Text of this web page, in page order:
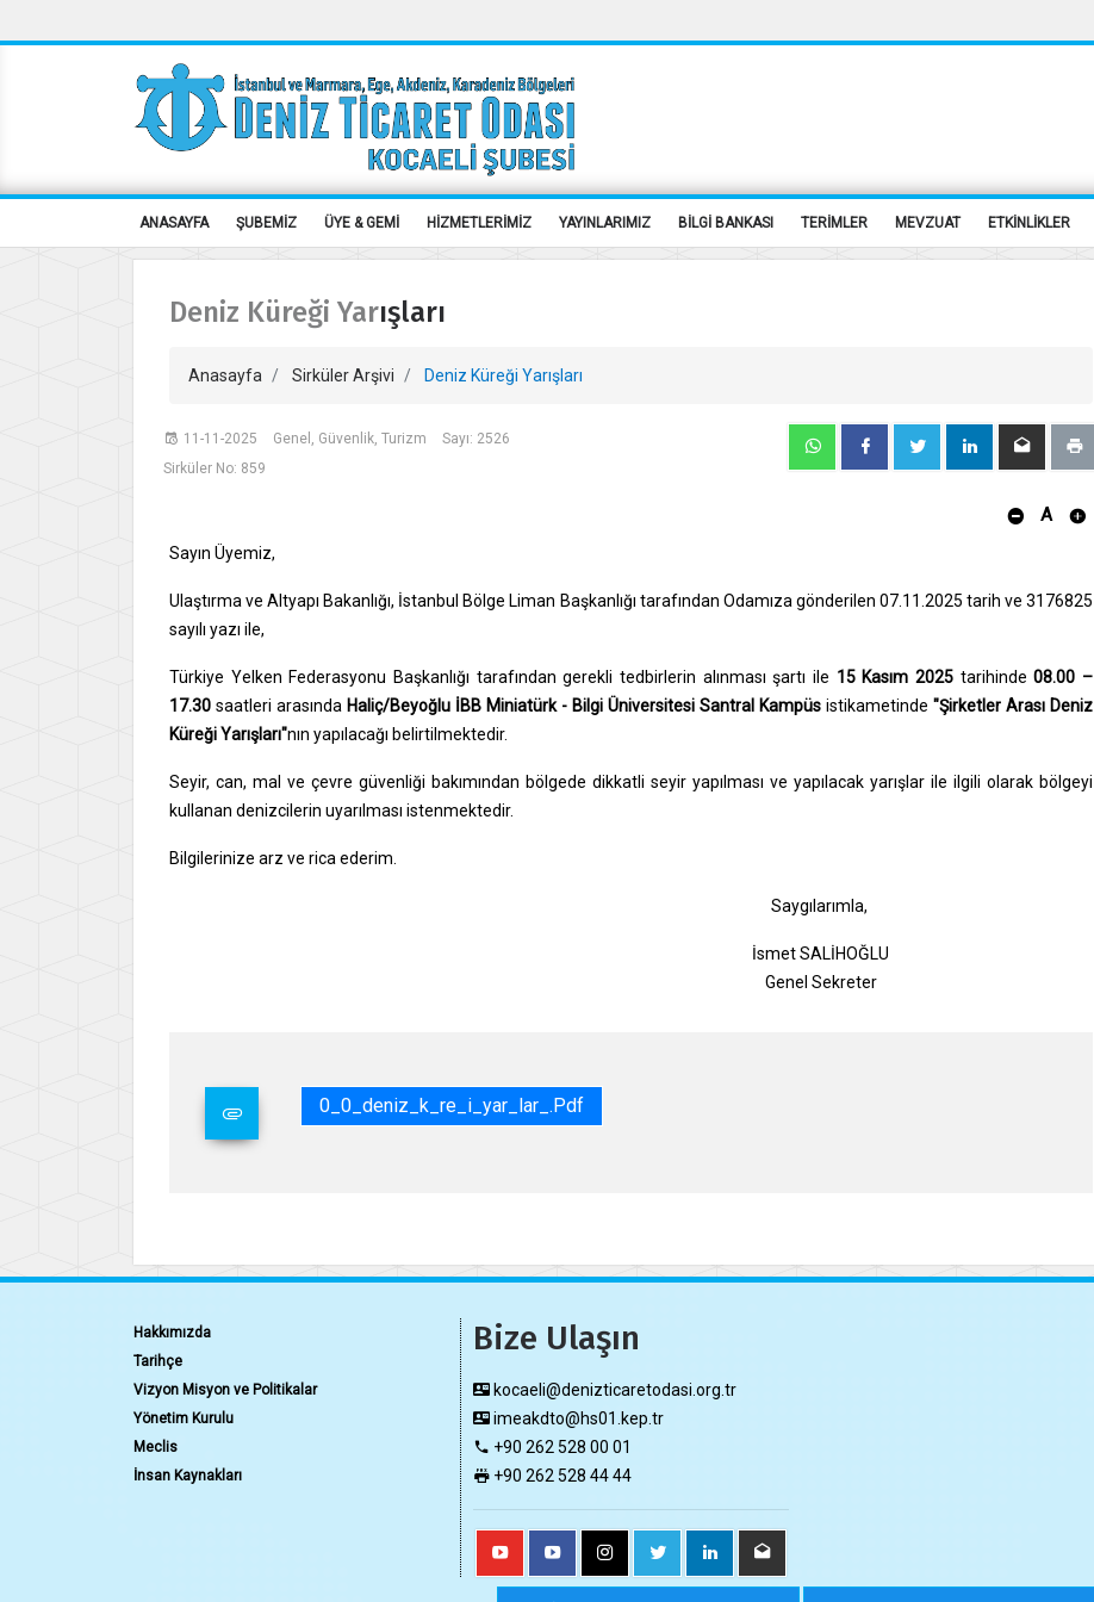
ANASAYFA ŞUBEMİZ ÜYE & GEMİ HİZMETLERİMİZ YAYINLARIMIZ BİLGİ BANKASI TERİMLER MEVZUAT ETKİNLİKLER
Deniz Küreği Yarışları
Anasayfa Sirküler Arşivi Deniz Küreği Yarışları
11-11-2025 Genel, Güvenlik, Turizm
Sayı: 2526
Sirküler No: 859
A
Sayın Üyemiz,
Ulaştırma ve Altyapı Bakanlığı, İstanbul Bölge Liman Başkanlığı tarafından Odamıza gönderilen 07.11.2025 tarih ve 3176825
sayılı yazı ile,
Türkiye Yelken Federasyonu Başkanlığı tarafından gerekli tedbirlerin alınması şartı ile 15 Kasım 2025 tarihinde08.00 –
17.30 saatleri arasında Haliç/Beyoğlu İBB Miniatürk - Bilgi Üniversitesi Santral Kampüs istikametinde "Şirketler Arası Deniz
Küreği Yarışları"nın yapılacağı belirtilmektedir.
Seyir, can, mal ve çevre güvenliği bakımından bölgede dikkatli seyir yapılması ve yapılacak yarışlar ile ilgili olarak bölgeyi
kullanan denizcilerin uyarılması istenmektedir.
Bilgilerinize arz ve rica ederim.
Saygılarımla,
İsmet SALİHOĞLU
Genel Sekreter
0_0_deniz_k_re_i_yar_lar_.pdf
Hakkımızda
Tarihçe
Vizyon Misyon ve Politikalar
Yönetim Kurulu
Meclis
İnsan Kaynakları
Bize Ulaşın
kocaeli@denizticaretodasi.org.tr
imeakdto@hs01.kep.tr
+90 262 528 00 01
+90 262 528 44 44